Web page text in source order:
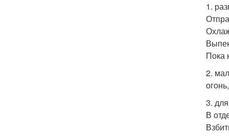
1.
Пока
2.
3.
В